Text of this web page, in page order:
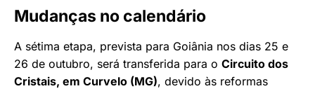
Mudanças no calendário
A sétima etapa, prevista para Goiânia nos dias 25 e
26 de outubro, será transferida para o Circuito dos
Cristais, em Curvelo (MG), devido às reformas